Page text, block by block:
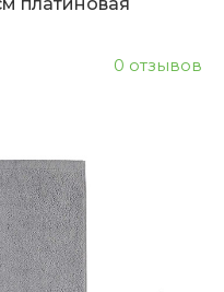
0 отзывов